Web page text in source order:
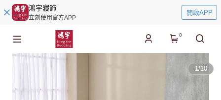
鴻宇寢飾
立刻使用官方APP
開啟APP
0
1/10